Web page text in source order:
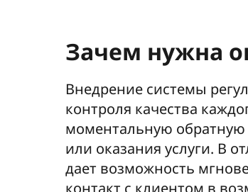
Зачем нужна
Внедрение системы
контроля качества
моментальную обратную
или оказания услуги. В
дает возможность
контакт с клиентом в